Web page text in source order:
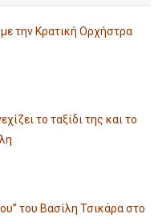
την Κρατική Ορχήστρα
το ταξίδι της και το
του Βασίλη Τσικάρα στο